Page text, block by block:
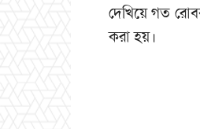
দেখিয়ে গত
করা হয়।